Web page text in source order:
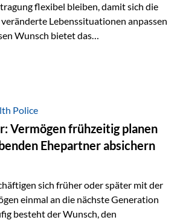
flexibel bleiben, damit sich die
Lebenssituationen anpassen
Wunsch bietet das
Lösung. Es ermöglicht,
Sie sich folgende Familie vor: Die
viele Jahre Vermögen aufgebaut. Ihr
Vermögen nicht nur den eigenen
auch den Enkeln zukommen zu…
Police
Vermögen frühzeitig planen
Ehepartner absichern
sich früher oder später mit der
einmal an die nächste Generation
besteht der Wunsch, den